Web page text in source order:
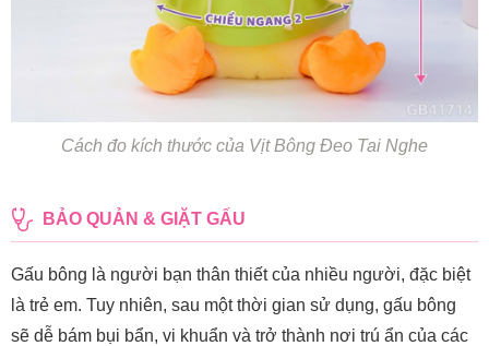
Cách đo kích thước của Vịt Bông Đeo Tai Nghe
BẢO QUẢN & GIẶT GẤU
Gấu bông là người bạn thân thiết của nhiều người, đặc biệt
là trẻ em. Tuy nhiên, sau một thời gian sử dụng, gấu bông
sẽ dễ bám bụi bẩn, vi khuẩn và trở thành nơi trú ẩn của các